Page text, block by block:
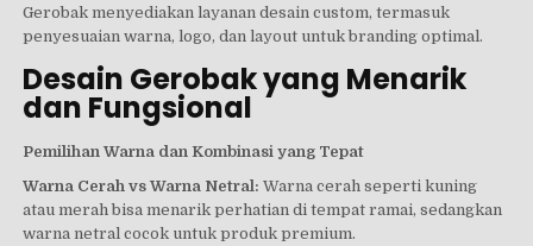
Gerobak menyediakan layanan desain custom, termasuk
penyesuaian warna, logo, dan layout untuk branding optimal.
Desain Gerobak yang Menarik
dan Fungsional
Pemilihan Warna dan Kombinasi yang Tepat
Warna Cerah vs Warna Netral: Warna cerah seperti kuning
atau merah bisa menarik perhatian di tempat ramai, sedangkan
warna netral cocok untuk produk premium.